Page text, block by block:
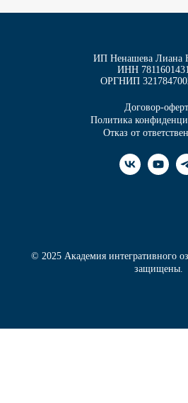
ИП Ненашева Лиана
ИНН
ОРГНИП
Договор-
Политика
Отказ от
© 2025 Академия интегративного
защищены.